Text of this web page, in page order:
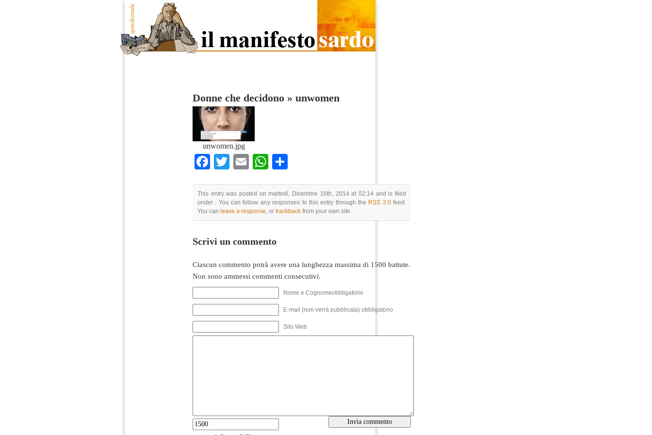
Donne che decidono » unwomen
unwomen.jpg
Facebook
TwitterEmailWhatsApp
This entry was posted on martedì, Dicembre 16th, 2014 at 02:14 and is filed
under . You can follow any responses to this entry through the RSS 2.0feed.
You can leave a response, or trackback from your own site.
Scrivi un commento
Ciascun commento potrà avere una lunghezza massima di 1500 battute.
Non sono ammessi commenti consecutivi.
Nome e Cognomeobbligatorio
E-mail (non verrà pubblicata) obbligatorio
Sito Web